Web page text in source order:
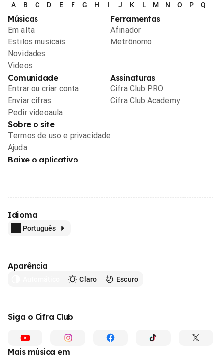
A B C D E F G H I J K L M N O P Q
Músicas
Em alta
Estilos musicais
Novidades
Videos
Ferramentas
Afinador
Metrônomo
Comunidade
Entrar ou criar conta
Enviar cifras
Pedir videoaula
Assinaturas
Cifra Club PRO
Cifra Club Academy
Sobre o site
Termos de uso e privacidade
Ajuda
Baixe o aplicativo
Idioma
Português
Aparência
Claro Escuro
Siga o Cifra Club
Mais música em